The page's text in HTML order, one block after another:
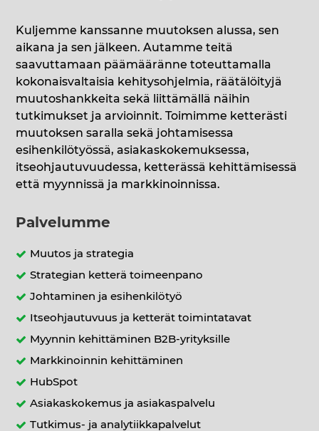
Kuljemme kanssanne muutoksen alussa, sen
aikana ja sen jälkeen. Autamme teitä
saavuttamaan päämääränne toteuttamalla
kokonaisvaltaisia kehitysohjelmia, räätälöityjä
muutoshankkeita sekä liittämällä näihin
tutkimukset ja arvioinnit. Toimimme ketterästi
muutoksen saralla sekä johtamisessa
esihenkilötyössä, asiakaskokemuksessa,
itseohjautuvuudessa, ketterässä kehittämisessä
että myynnissä ja markkinoinnissa.
Palvelumme
Muutos ja strategia
Strategian ketterä toimeenpano
Johtaminen ja esihenkilötyö
Itseohjautuvuus ja ketterät toimintatavat
Myynnin kehittäminen B2B-yrityksille
Markkinoinnin kehittäminen
HubSpot
Asiakaskokemus ja asiakaspalvelu
Tutkimus- ja analytiikkapalvelut